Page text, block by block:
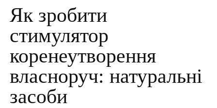
Як зробити
стимулятор
коренеутворення
власноруч: натуральні
засоби